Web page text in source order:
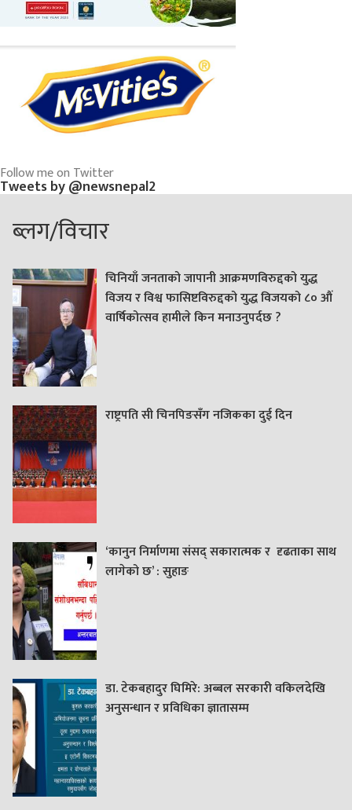
Follow me on Twitter
Tweets by @newsnepal2
ब्लग/विचार
चिनियाँ जनताको जापानी आक्रमणविरुद्दको युद्ध
विजय र विश्व फासिष्टविरुद्दको युद्ध विजयको ८० औं
वार्षिकोत्सव हामीले किन मनाउनुपर्दछ ?
राष्ट्रपति सी चिनपिङसँग नजिकका दुई दिन
‘कानुन निर्माणमा संसद् सकारात्मक र दृढताका साथ
लागेको छ’ : सुहाङ
डा. टेकबहादुर घिमिरे: अब्बल सरकारी वकिलदेखि
अनुसन्धान र प्रविधिका ज्ञातासम्म